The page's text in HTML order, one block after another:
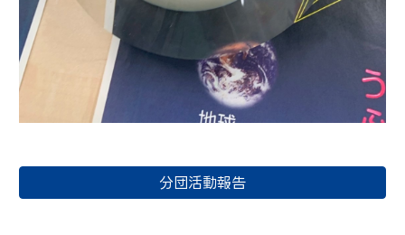
分団活動報告